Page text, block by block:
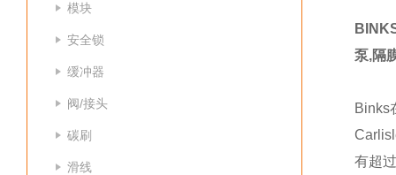
模块
安全锁
缓冲器
阀/接头
碳刷
滑线
泵,隔
Binks
有超